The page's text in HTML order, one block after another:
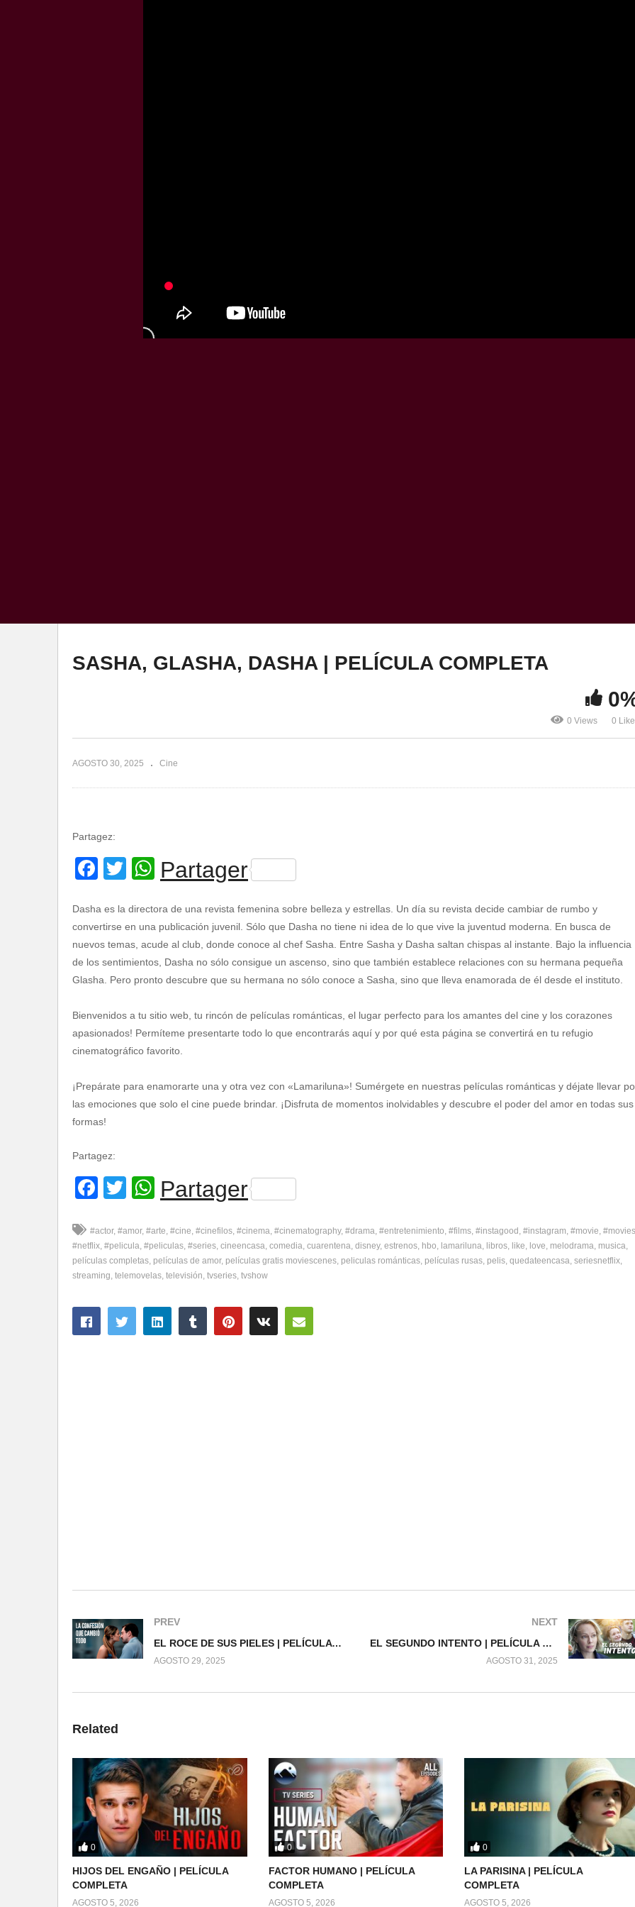
SASHA, GLASHA, DASHA | PELÍCULA COMPLETA
0 Views 0
AGOSTO 30, 2025 Cine
Partagez:
Facebook
Twitter
WhatsApp
Partager
Dasha es la directora de una revista femenina sobre belleza y estrellas. Un día su revista decide cambiar de rumbo y
convertirse en una publicación juvenil. Sólo que Dasha no tiene ni idea de lo que vive la juventud moderna. En busca de
nuevos temas, acude al club, donde conoce al chef Sasha. Entre Sasha y Dasha saltan chispas al instante. Bajo la influencia
de los sentimientos, Dasha no sólo consigue un ascenso, sino que también establece relaciones con su hermana pequeña
Glasha. Pero pronto descubre que su hermana no sólo conoce a Sasha, sino que lleva enamorada de él desde el instituto.
Bienvenidos a tu sitio web, tu rincón de películas románticas, el lugar perfecto para los amantes del cine y los corazones
apasionados! Permíteme presentarte todo lo que encontrarás aquí y por qué esta página se convertirá en tu refugio
cinematográfico favorito.
¡Prepárate para enamorarte una y otra vez con «Lamariluna»! Sumérgete en nuestras películas románticas y déjate llevar
las emociones que solo el cine puede brindar. ¡Disfruta de momentos inolvidables y descubre el poder del amor en todas sus
formas!
Partagez:
Facebook
Twitter
WhatsApp
Partager
#actor #amor #arte #cine #cinefilos #cinema #cinematography #drama #entretenimiento #films #instagood #instagram #movie #movies
#netflix #pelicula #peliculas #series cineencasa comedia cuarentena disney estrenos hbo lamariluna libros like love melodrama musica
películas completas películas de amor películas gratis moviescenes peliculas románticas películas rusas pelis quedateencasa seriesnetflix
streaming telemovelas televisión tvseries tvshow
PREV
EL ROCE DE SUS PIELES | PELÍCULA COMPLETA
AGOSTO 29, 2025
NEXT
EL SEGUNDO INTENTO | PELÍCULA COMPLETA
AGOSTO 31, 2025
Related
0
HIJOS DEL ENGAÑO | PELÍCULA
COMPLETA
AGOSTO 5, 2026
0
FACTOR HUMANO | PELÍCULA
COMPLETA
AGOSTO 5, 2026
0
LA PARISINA | PELÍCULA
COMPLETA
AGOSTO 5, 2026